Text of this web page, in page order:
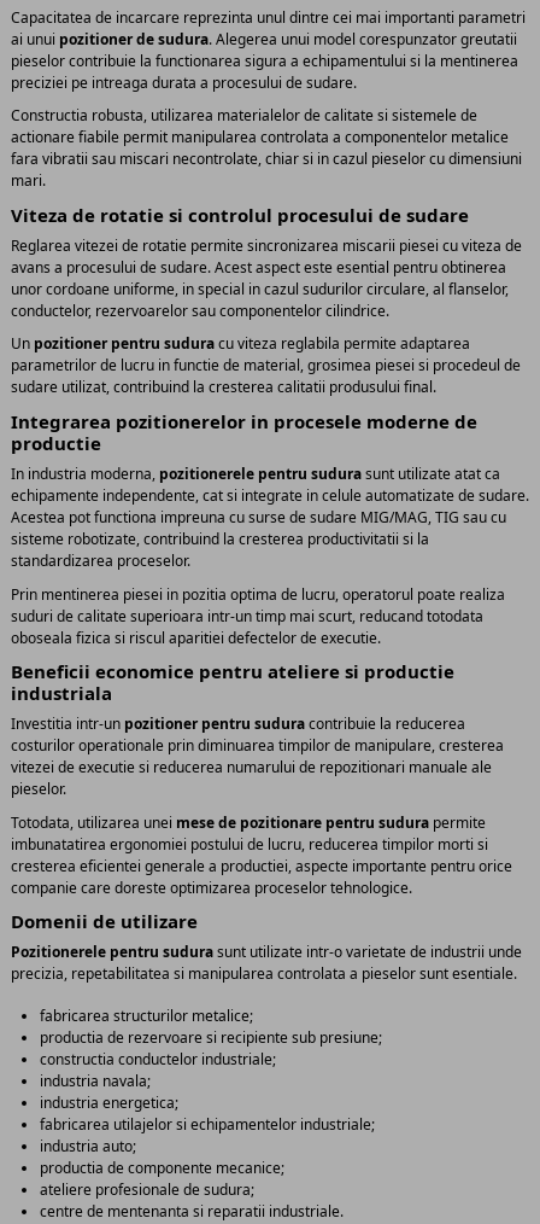
Capacitatea de incarcare reprezinta unul dintre cei mai importanti parametri
ai unui pozitioner de sudura. Alegerea unui model corespunzator greutatii
pieselor contribuie la functionarea sigura a echipamentului si la mentinerea
preciziei pe intreaga durata a procesului de sudare.
Constructia robusta, utilizarea materialelor de calitate si sistemele de
actionare fiabile permit manipularea controlata a componentelor metalice
fara vibratii sau miscari necontrolate, chiar si in cazul pieselor cu dimensiuni
mari.
Viteza de rotatie si controlul procesului de sudare
Reglarea vitezei de rotatie permite sincronizarea miscarii piesei cu viteza de
avans a procesului de sudare. Acest aspect este esential pentru obtinerea
unor cordoane uniforme, in special in cazul sudurilor circulare, al flanselor,
conductelor, rezervoarelor sau componentelor cilindrice.
Un pozitioner pentru suduracu viteza reglabila permite adaptarea
parametrilor de lucru in functie de material, grosimea piesei si procedeul de
sudare utilizat, contribuind la cresterea calitatii produsului final.
Integrarea pozitionerelor in procesele moderne de
productie
In industria moderna, pozitionerele pentru sudurasunt utilizate atat ca
echipamente independente, cat si integrate in celule automatizate de sudare.
Acestea pot functiona impreuna cu surse de sudare MIG/MAG, TIG sau cu
sisteme robotizate, contribuind la cresterea productivitatii si la
standardizarea proceselor.
Prin mentinerea piesei in pozitia optima de lucru, operatorul poate realiza
suduri de calitate superioara intr-un timp mai scurt, reducand totodata
oboseala fizica si riscul aparitiei defectelor de executie.
Beneficii economice pentru ateliere si productie
industriala
Investitia intr-un pozitioner pentru suduracontribuie la reducerea
costurilor operationale prin diminuarea timpilor de manipulare, cresterea
vitezei de executie si reducerea numarului de repozitionari manuale ale
pieselor.
Totodata, utilizarea unei mese de pozitionare pentru sudura permite
imbunatatirea ergonomiei postului de lucru, reducerea timpilor morti si
cresterea eficientei generale a productiei, aspecte importante pentru orice
companie care doreste optimizarea proceselor tehnologice.
Domenii de utilizare
Pozitionerele pentru sudurasunt utilizate intr-o varietate de industrii unde
precizia, repetabilitatea si manipularea controlata a pieselor sunt esentiale.
fabricarea structurilor metalice;
productia de rezervoare si recipiente sub presiune;
constructia conductelor industriale;
industria navala;
industria energetica;
fabricarea utilajelor si echipamentelor industriale;
industria auto;
productia de componente mecanice;
ateliere profesionale de sudura;
centre de mentenanta si reparatii industriale.